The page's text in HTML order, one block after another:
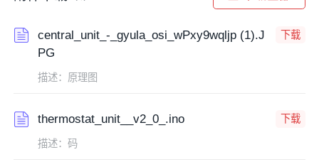
central_unit_-_gyula_osi_wPxy9wqljp (1).J
PG
下载
描述：原理图
thermostat_unit__v2_0_.ino 下载
描述：码